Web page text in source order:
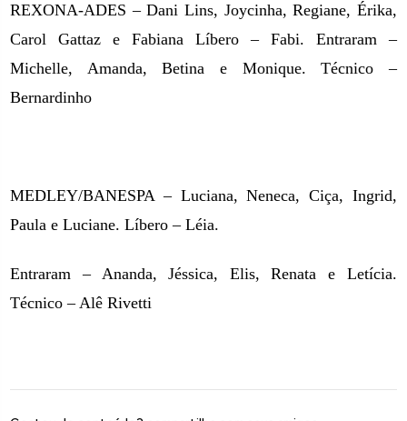
REXONA-ADES – Dani Lins, Joycinha, Regiane, Érika,
Carol Gattaz e Fabiana Líbero – Fabi. Entraram –
Michelle, Amanda, Betina e Monique. Técnico –
Bernardinho
MEDLEY/BANESPA – Luciana, Neneca, Ciça, Ingrid,
Paula e Luciane. Líbero – Léia.
Entraram – Ananda, Jéssica, Elis, Renata e Letícia.
Técnico – Alê Rivetti